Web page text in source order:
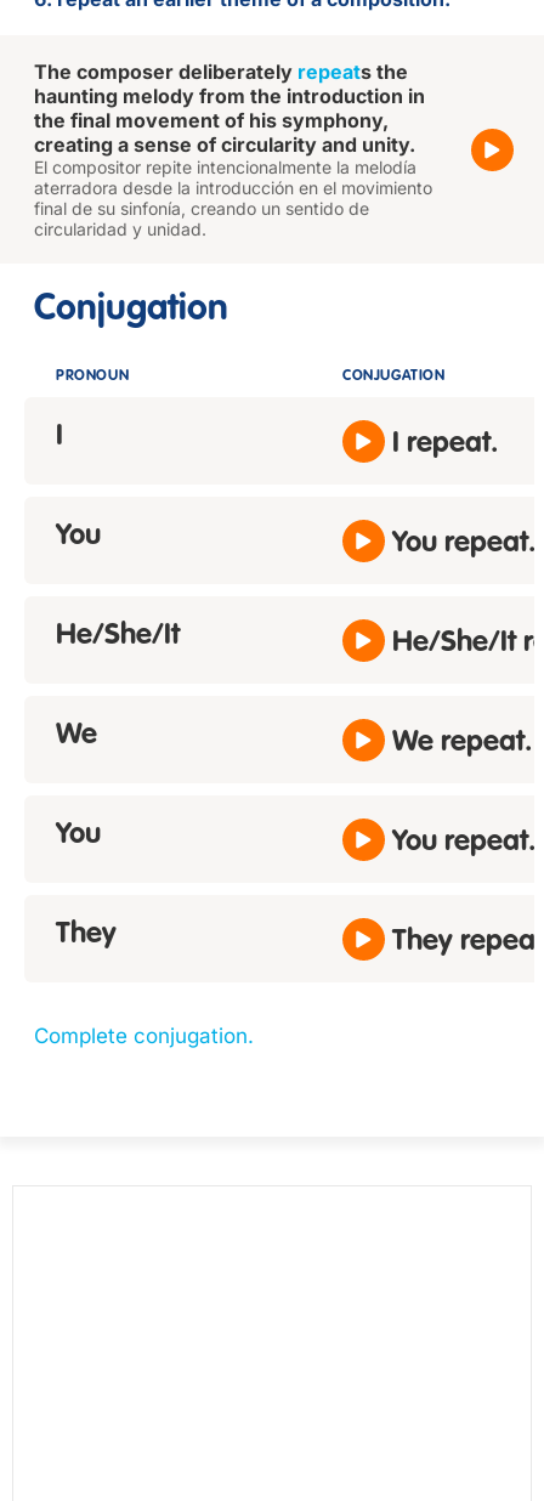
The composer deliberately repeats the
haunting melody from the introduction in
the final movement of his symphony,
creating a sense of circularity and unity.
El compositor repite intencionalmente la melodía
aterradora desde la introducción en el movimiento
final de su sinfonía, creando un sentido de
circularidad y unidad.
Conjugation
PRONOUN CONJUGATION
I I repeat.
You You repeat.
He/She/It He/She/It
We We repeat.
You You repeat.
They They
Complete conjugation.